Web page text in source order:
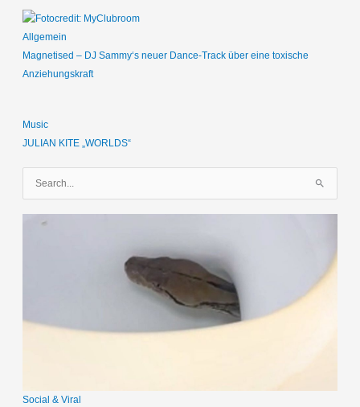
Allgemein
Magnetised – DJ Sammy‘s neuer Dance-Track über eine toxische
Anziehungskraft
Music
JULIAN KITE „WORLDS“
c
c
Social & Viral